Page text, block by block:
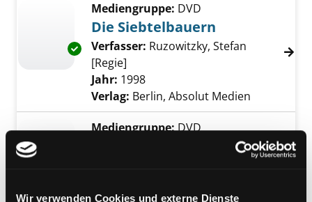
Wir verwenden Cookies und externe Dienste
Exemplar-Details von Die Siebtelbauern
Mediengruppe: DVD
Die Siebtelbauern
Verfasser: Ruzowitzky, Stefan
[Regie]
Jahr: 1998
Verlag: Berlin, Absolut Medien
Mediengruppe:DVD
Jahr:2017